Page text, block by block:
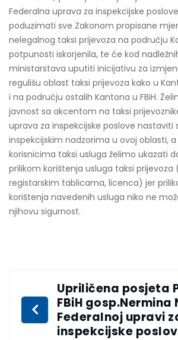
Federalna uprava za inspekcijske
poduzimati sve Zakonom propisane
nelegalnog taksi prijevoza na području
potpunosti iskorjenila, te će kod
ministarstava uputiti inicijativu za
regulišu oblast taksi prijevoza kako u
i na području ostalih Kantona u FBiH.
javnost sa akcentom na taksi
uprava za inspekcijske poslove nastaviti
inspekcijskim nadzorima u ovoj oblasti,
korisnicima taksi usluga želimo ukazati
prilikom korištenja usluga taksi prijevoza
registarskim tablicama, licenca) jer
korištenja navedenih usluga niko ne
njihovu sigurnost.
Upriličena posjeta
FBiH gosp.Nermina
Federalnoj upravi
inspekcijske